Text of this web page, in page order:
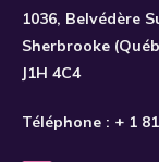
1036, Belvédère
Sherbrooke
J1H 4C4
Téléphone : + 1